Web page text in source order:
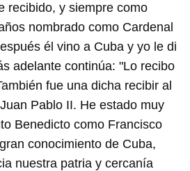
recibido, y siempre como
nombrado como Cardenal
él vino a Cuba y yo le di
adelante continúa: "Lo recibo
fue una dicha recibir al
Pablo II. He estado muy
Benedicto como Francisco
conocimiento de Cuba,
nuestra patria y cercanía